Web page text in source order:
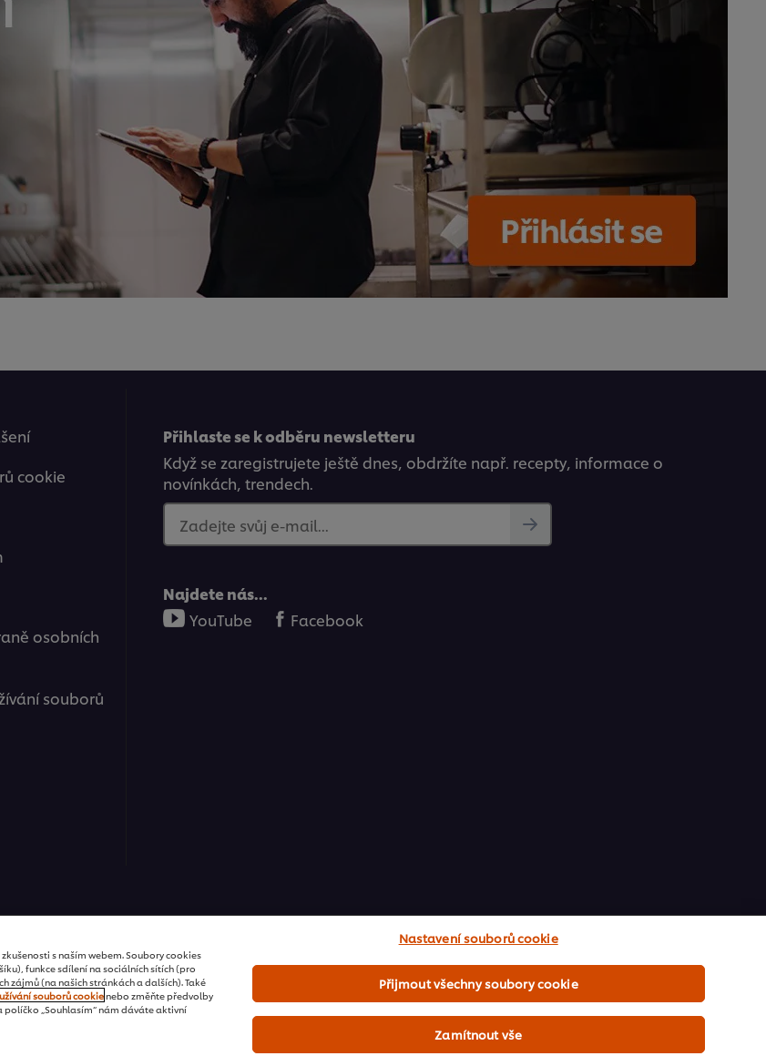
cookie
osobních
souborů
Přihlaste se k odběru newsletteru
Když se zaregistrujete ještě dnes, obdržíte např. recepty, informace o
novínkách, trendech.
Zadejte svůj e-mail...
Najdete nás...
YouTube
Facebook
s naším webem. Soubory cookies
funkce sdílení na sociálních sítích (pro
zájmů (na našich stránkách a dalších). Také
souborů cookienebo změňte předvolby
„Souhlasím“ nám dáváte aktivní
Nastavení souborů cookie
Zamítnout vše
Přijmout všechny soubory cookie